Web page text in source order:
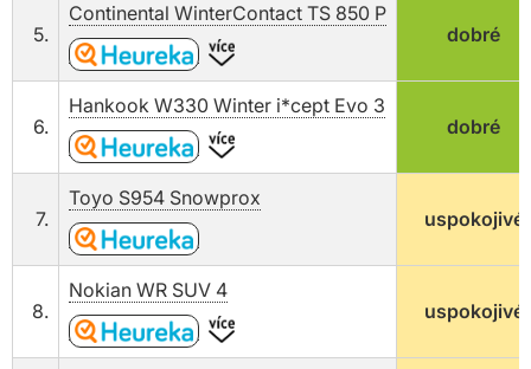
5.
Continental WinterContact TS 850 P
dobré
6.
Hankook W330 Winter i*cept Evo 3
dobré
7.
Toyo S954 Snowprox
uspokojivé
8.
Nokian WR SUV 4
uspokojivé